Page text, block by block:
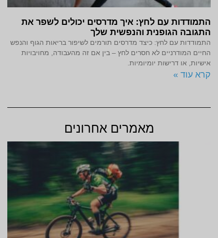
התמודדות עם לחץ: איך מדרסים יכולים לשפר את
התגובה הגופנית והנפשית שלך
התמודדות עם לחץ: כיצד מדרסים תורמים לשיפור בריאות הגוף והנפש
החיים המודרניים לא חסרים לחץ – בין אם זה מהעבודה, מחויבויות
אישיות, או דרישות יומיומיות.
קרא עוד »
מאמרים אחרונים